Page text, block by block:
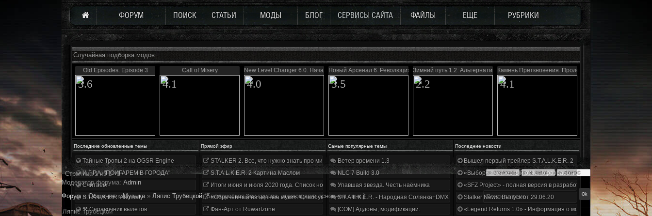
ФОРУМ ПОИСК СТАТЬИ МОДЫ БЛОГ СЕРВИСЫ САЙТА ФАЙЛЫ ЕЩЕ РУБРИКИ
Случайная подборка модов
Old Episodes. Episode 3
3.6
Call of Misery
4.1
New Level Changer 6.0. Начало
4.0
Новый Арсенал 6. Революция
3.5
Зимний путь 1.2: Альтернатива
2.2
Камень Преткновения. Пролог
4.1
Последние обновленные темы Прямой эфир Самые популярные темы Последние новости
Тайные Тропы 2 на OGSR Engine
И.Г.Р.А. "ПОИГАРЕМ В ГОРОДА"
Считаем
S.T.A.L.K.E.R. Anomaly
⚒ Справочник вылетов
STALKER 2. Все, что нужно знать про мир, геймплей и сюжет | Разбор трейлера
S.T.A.L.K.E.R. 2 Картина Маслом
Итоги июня и июля 2020 года. Список нововведений
«Обречённый на вечные муки». Слабоумие и отвага
Фан-Арт от Ruwartzone
Ветер времени 1.3
NLC 7 Build 3.0
Упавшая звезда. Честь наёмника
S.T.A.L.K.E.R. - Народная Солянка+DMX 1.3.5.ООП.МА.К.
[COM] Аддоны, модификации.
Вышел первый трейлер S.T.A.L.K.E.R. 2
«Выбор» - четвертый отчет о разработке!
«SFZ Project» - полная версия в разработке!
Stalker News. Выпуск от 29.06.20
«Legend Returns 1.0» - Информация о моде за июнь 2020
Страница1из1
1
Модератор форума: Аdmin
Форум » Общение » Музыка » Ляпис Трубецкой (Белорусская рок-группа, играющая в основном панк.)
Ляпис Трубецкой